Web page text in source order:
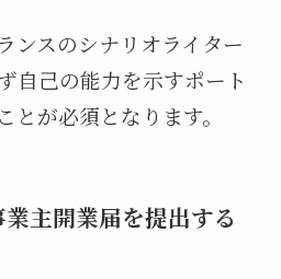
ンスのシナリオライター
自己の能力を示すポート
とが必須となります。
主開業届を提出する